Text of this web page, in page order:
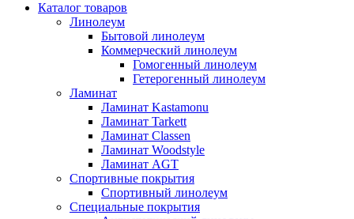
Каталог товаров
Линолеум
Бытовой линолеум
Коммерческий линолеум
Гомогенный линолеум
Гетерогенный линолеум
Ламинат
Ламинат Kastamonu
Ламинат Tarkett
Ламинат Classen
Ламинат Woodstyle
Ламинат AGT
Спортивные покрытия
Спортивный линолеум
Специальные покрытия